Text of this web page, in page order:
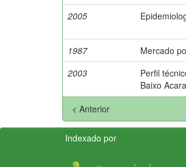
2005
1987
Mercado
2003
Perfil
Baixo
< Anterior
Indexado por